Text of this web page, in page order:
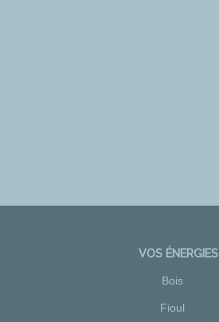
VOS ÉNERGIES
Bois
Fioul